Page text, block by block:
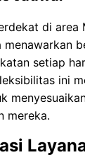
di area
menawarkan
setiap
ini
mereka.